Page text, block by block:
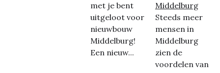
met je bent
uitgeloot voor
nieuwbouw
Middelburg!
Een nieuw...
Middelburg
Steeds meer
mensen in
Middelburg
zien de
voordelen van